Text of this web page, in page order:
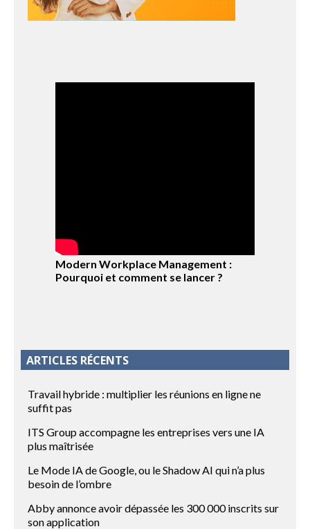
Modern Workplace Management :
Pourquoi et comment se lancer ?
ARTICLES RÉCENTS
Travail hybride : multiplier les réunions en ligne ne
suffit pas
ITS Group accompagne les entreprises vers une IA
plus maîtrisée
Le Mode IA de Google, ou le Shadow AI qui n’a plus
besoin de l’ombre
Abby annonce avoir dépassée les 300 000 inscrits sur
son application